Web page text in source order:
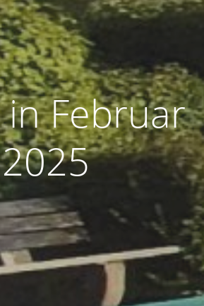
Februar
2025